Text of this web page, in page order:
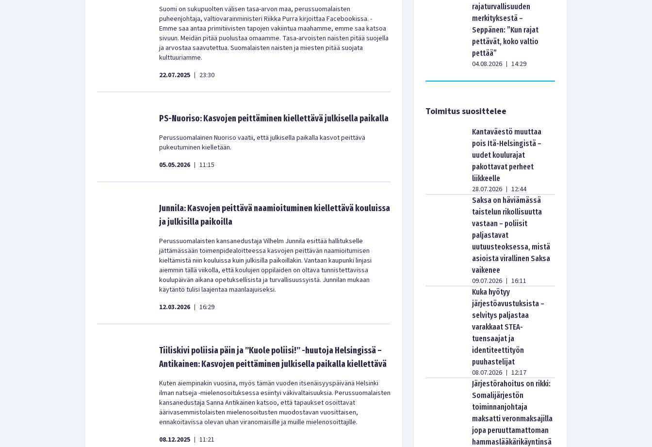
Suomi on sukupuolten välisen tasa-arvon maa, perussuomalaisten
puheenjohtaja, valtiovarainministeri Riikka Purra kirjoittaa Facebookissa. -
Emme saa antaa primitiivisten tapojen vakiintua maahamme, emme saa katsoa
sivuun. Meidän pitää puolustaa omaamme. Tasa-arvoisten naisten pitää suojella
ja arvostaa saavutettua. Suomalaisten naisten ja miesten pitää suojata
kulttuuriamme.
22.07.2025 | 23:30
PS-Nuoriso: Kasvojen peittäminen kiellettävä julkisella paikalla
Perussuomalainen Nuoriso vaatii, että julkisella paikalla kasvot peittävä
pukeutuminen kielletään.
05.05.2026 | 11:15
Junnila: Kasvojen peittävä naamioituminen kiellettävä kouluissa
ja julkisilla paikoilla
Perussuomalaisten kansanedustaja Vilhelm Junnila esittää hallitukselle
jättämässään toimenpidealoitteessa kasvojen peittävän naamioitumisen
kieltämistä niin kouluissa kuin julkisilla paikoillakin. Vantaan kaupunki linjasi
aiemmin tällä viikolla, että koulujen oppilaiden on oltava tunnistettavissa
koulupäivän aikana opetuksellisista ja turvallisuussyistä. Junnilan mukaan
käytäntö tulisi laajentaa maanlaajuiseksi.
12.03.2026 | 16:29
Tiiliskivi poliisia päin ja ”Kuole poliisi!” -huutoja Helsingissä –
Antikainen: Kasvojen peittäminen julkisella paikalla kiellettävä
Kuten aiempinakin vuosina, myös tämän vuoden itsenäisyyspäivänä Helsinki
ilman natseja -mielenosoituksessa esiintyi väkivaltaisuuksia. Perussuomalaisten
kansanedustaja Sanna Antikainen katsoo, että tapaukset osoittavat
äärivasemmistolaisten mielenosoitusten muodostavan vuosittaisen,
ennakoitavissa olevan uhan viranomaisille ja muille mielenosoittajille.
08.12.2025 | 11:21
rajaturvallisuuden
merkityksestä –
Seppänen: ”Kun rajat
pettävät, koko valtio
pettää”
04.08.2026 | 14:29
Toimitus suosittelee
Kantaväestö muuttaa
pois Itä-Helsingistä –
uudet koulurajat
pakottavat perheet
liikkeelle
28.07.2026 | 12:44
Saksa on häviämässä
taistelun rikollisuutta
vastaan – poliisit
paljastavat
uutuusteoksessa, mistä
asioista virallinen Saksa
vaikenee
09.07.2026 | 16:11
Kuka hyötyy
järjestöavustuksista –
selvitys paljastaa
varakkaat STEA-
tuensaajat ja
identiteettityön
puuhastelijat
08.07.2026 | 12:17
Järjestörahoitus on rikki:
Somalijärjestön
toiminnanjohtaja
maksatti veronmaksajilla
jopa peruuttamattoman
hammaslääkärikäyntinsä